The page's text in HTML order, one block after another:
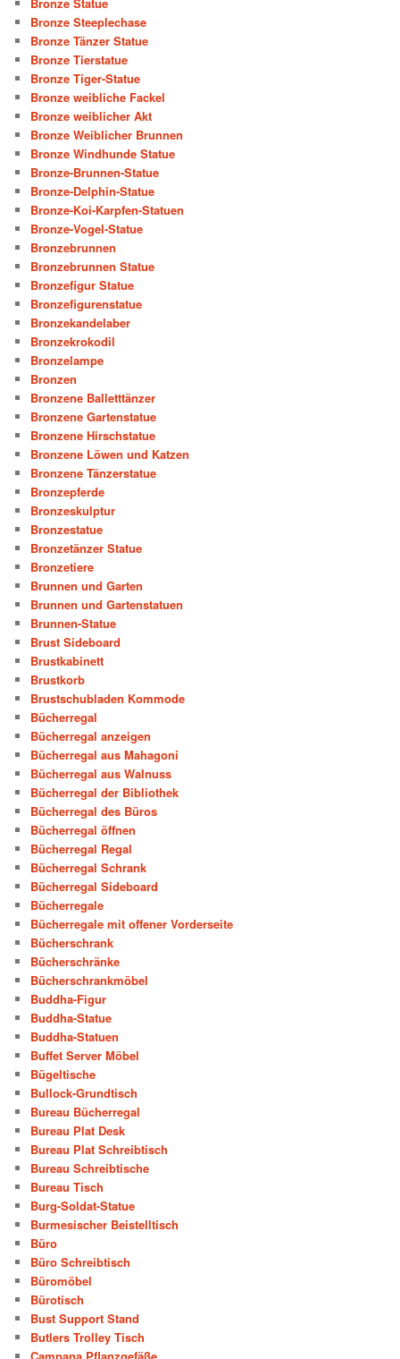
Bronze Steeplechase
Bronze Tänzer Statue
Bronze Tierstatue
Bronze Tiger-Statue
Bronze weibliche Fackel
Bronze weiblicher Akt
Bronze Weiblicher Brunnen
Bronze Windhunde Statue
Bronze-Brunnen-Statue
Bronze-Delphin-Statue
Bronze-Koi-Karpfen-Statuen
Bronze-Vogel-Statue
Bronzebrunnen
Bronzebrunnen Statue
Bronzefigur Statue
Bronzefigurenstatue
Bronzekandelaber
Bronzekrokodil
Bronzelampe
Bronzen
Bronzene Balletttänzer
Bronzene Gartenstatue
Bronzene Hirschstatue
Bronzene Löwen und Katzen
Bronzene Tänzerstatue
Bronzepferde
Bronzeskulptur
Bronzestatue
Bronzetänzer Statue
Bronzetiere
Brunnen und Garten
Brunnen und Gartenstatuen
Brunnen-Statue
Brust Sideboard
Brustkabinett
Brustkorb
Brustschubladen Kommode
Bücherregal
Bücherregal anzeigen
Bücherregal aus Mahagoni
Bücherregal aus Walnuss
Bücherregal der Bibliothek
Bücherregal des Büros
Bücherregal öffnen
Bücherregal Regal
Bücherregal Schrank
Bücherregal Sideboard
Bücherregale
Bücherregale mit offener Vorderseite
Bücherschrank
Bücherschränke
Bücherschrankmöbel
Buddha-Figur
Buddha-Statue
Buddha-Statuen
Buffet Server Möbel
Bügeltische
Bullock-Grundtisch
Bureau Bücherregal
Bureau Plat Desk
Bureau Plat Schreibtisch
Bureau Schreibtische
Bureau Tisch
Burg-Soldat-Statue
Burmesischer Beistelltisch
Büro
Büro Schreibtisch
Büromöbel
Bürotisch
Bust Support Stand
Butlers Trolley Tisch